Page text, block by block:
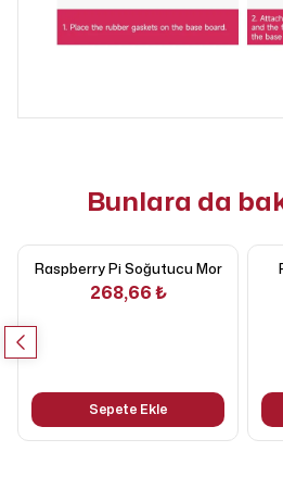
Bunlara da
Raspberry Pi Soğutucu Mor
268,66 ₺
Sepete Ekle